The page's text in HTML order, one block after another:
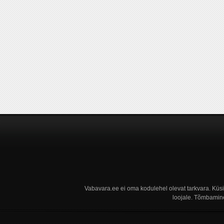
Vabavara.ee ei oma kodulehel olevat tarkvara.
loojale.